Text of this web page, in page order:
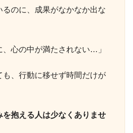
るのに、成果がなかなか出な
、心の中が満たされない…」
も、行動に移せず時間だけが
を抱える人は少なくありませ